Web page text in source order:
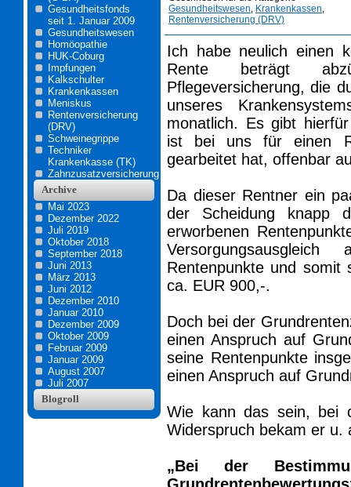
Gesundheitsfonds
seit 1. Januar 2009
Gesundheitswesen
Homöopathie
HUK-Coburg
Impfungen
Kalkschulter
Krankenkassen
Meniskus
Rentenversicherung
(DRV)
Schweinegrippe
Techniker
Krankenkasse (TK)
Zahnzusatzversicherung
Archive
Mai 2023
Dezember 2022
Juli 2019
Oktober 2018
September 2018
Juni 2013
März 2013
Juni 2012
Dezember 2010
Januar 2010
Dezember 2009
Oktober 2009
Februar 2009
Januar 2009
August 2007
Juli 2007
Blogroll
Gesundheitswesen, Krankenkassen,
Rentenversicherung (DRV)
Ich habe neulich einen
Rente beträgt
Pflegeversicherung, die
unseres
monatlich. Es gibt
ist bei uns für einen
gearbeitet hat, offenbar
Da dieser Rentner ein
der Scheidung knapp
erworbenen
Rentenpunkte und somit
ca. EUR 900,-.
Doch bei der
einen Anspruch auf
seine Rentenpunkte
einen Anspruch auf
Wie kann das sein, bei
Widerspruch bekam er u.
„Bei der